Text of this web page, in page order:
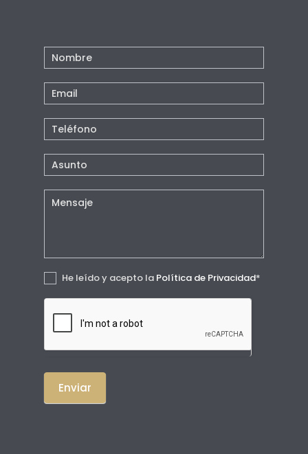
Contacto
Pie
Pagina
He leído y acepto la Política de Privacidad*
Enviar